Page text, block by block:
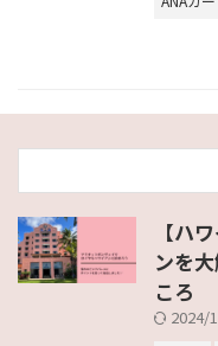
【ハ
ンを
ころ
2024/